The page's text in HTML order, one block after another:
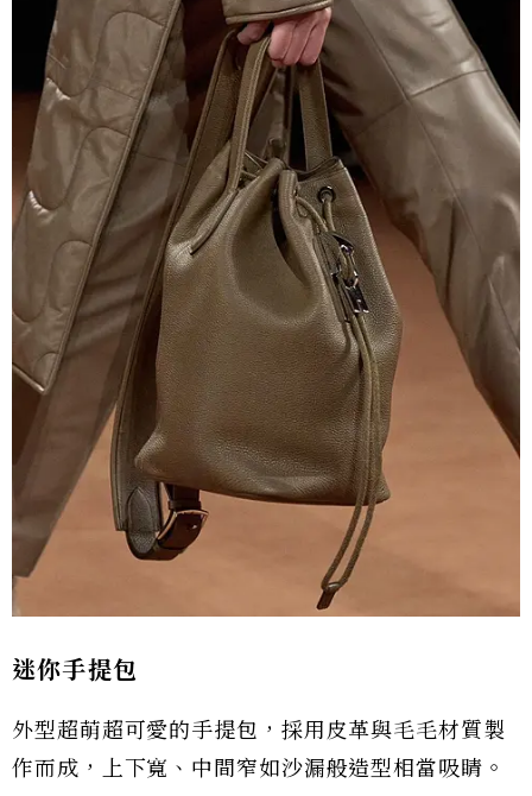
迷你手提包
外型超萌超可愛的手提包，採用皮革與毛毛材質製
作而成，上下寬、中間窄如沙漏般造型相當吸睛。